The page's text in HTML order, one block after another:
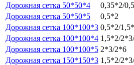
Дорожная сетка 50*50*4
0,35*2/
Дорожная сетка 50*50*5
0,5*2
Дорожная сетка 100*100*3 0,5*2/
Дорожная сетка 100*100*4 1,5*2/
Дорожная сетка 100*100*5 2*3/2*6
Дорожная сетка 150*150*3 1,5*2/